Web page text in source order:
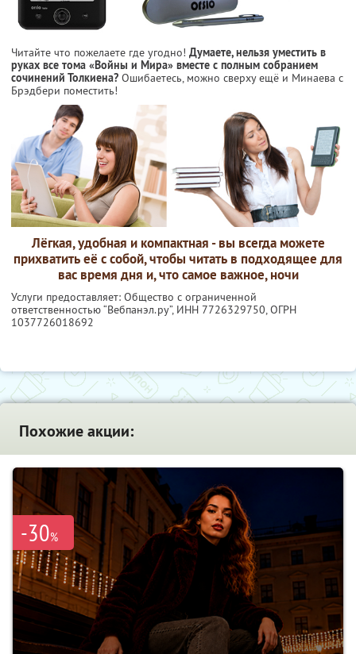
Читайте что пожелаете где угодно! Думаете, нельзя уместить в
руках все тома «Войны и Мира» вместе с полным собранием
сочинений Толкиена? Ошибаетесь, можно сверху ещё и Минаева с
Брэдбери поместить!
Лёгкая, удобная и компактная - вы всегда можете
прихватить её с собой, чтобы читать в подходящее для
вас время дня и, что самое важное, ночи
Услуги предоставляет: Общество с ограниченной
ответственностью “Вебпанэл.ру”, ИНН 7726329750 , ОГРН
1037726018692
Похожие акции:
-30%